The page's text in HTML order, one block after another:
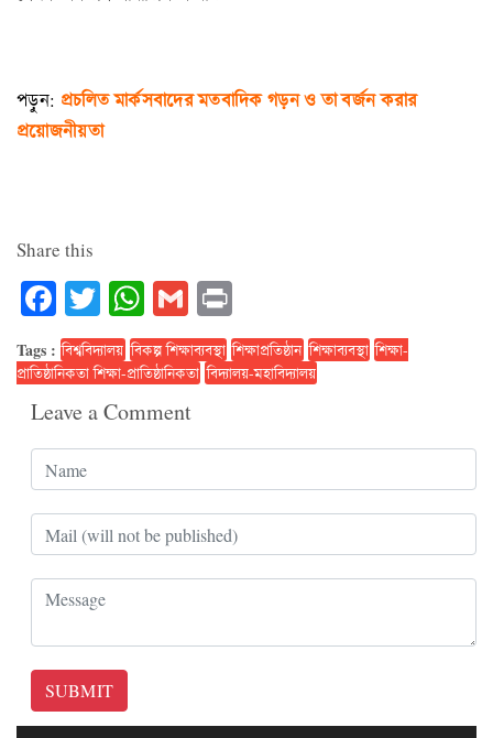
পড়ুন: প্রচলিত মার্কসবাদের মতবাদিক গড়ন ও তা বর্জন করার
প্রয়োজনীয়তা
Share this
Facebook
TwitterWhatsApp
Gmail
Tags : বিশ্ববিদ্যালয় বিকল্প শিক্ষাব্যবস্থা শিক্ষাপ্রতিষ্ঠান শিক্ষাব্যবস্থা শিক্ষা-
প্রাতিষ্ঠানিকতা শিক্ষা-প্রাতিষ্ঠানিকতা বিদ্যালয়-মহাবিদ্যালয়
Leave a Comment
SUBMIT